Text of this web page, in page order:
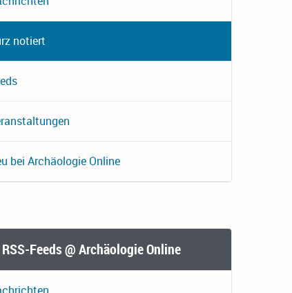
notiert
bei Archäologie Online
RSS-Feeds @ Archäologie Online